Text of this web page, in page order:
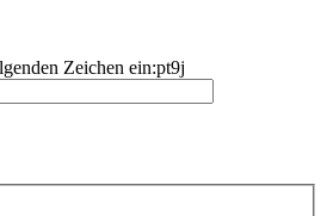
Zeichen ein:pt9j